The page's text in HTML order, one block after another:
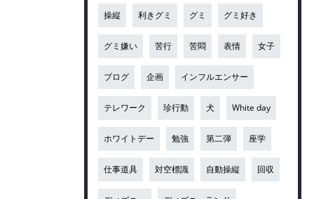
操縦 利きグミ グミ グミ好き
グミ嫌い 苦行 苦悶 表情 女子
ブログ 企画 インフルエンサー
テレワーク 珍行動 犬 White day
ホワイトデー 勉強 第二弾 座学
仕事道具 対空標識 自動操縦 回収